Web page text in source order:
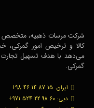
شرکت مرسات ذهبیه، متخصص
کالا و ترخیص امور گمرکی،
می‌دهد با هدف تسهیل
گمرکی.
ایران: 15 87 14 46 98+
دبی: 60 98 22 524 971+